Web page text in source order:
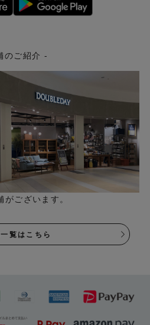
のご紹介 -
ございます。
覧はこちら